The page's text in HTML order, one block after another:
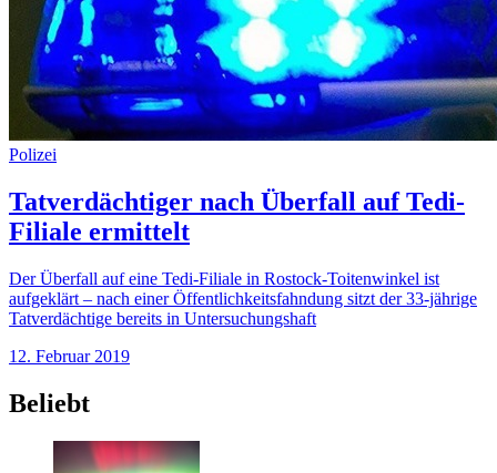
Polizei
Tatverdächtiger nach Überfall auf Tedi-
Filiale ermittelt
Der Überfall auf eine Tedi-Filiale in Rostock-Toitenwinkel ist
aufgeklärt – nach einer Öffentlichkeitsfahndung sitzt der 33-jährige
Tatverdächtige bereits in Untersuchungshaft
12. Februar 2019
Beliebt